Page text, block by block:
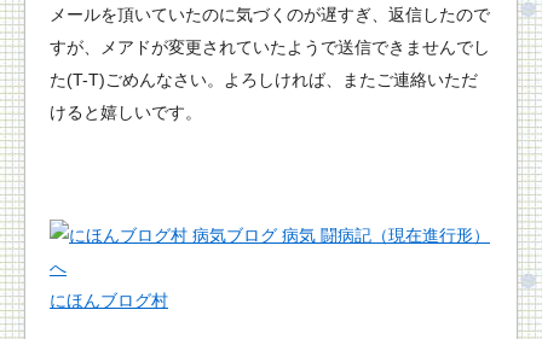
メールを頂いていたのに気づくのが遅すぎ、返信したので
すが、メアドが変更されていたようで送信できませんでし
た(T-T)ごめんなさい。よろしければ、またご連絡いただ
けると嬉しいです。
にほんブログ村